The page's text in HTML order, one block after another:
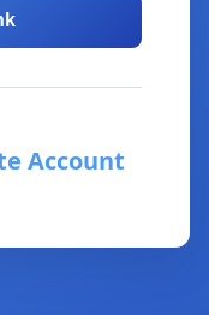
Account